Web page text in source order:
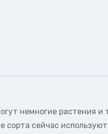
немногие растения и
сорта сейчас